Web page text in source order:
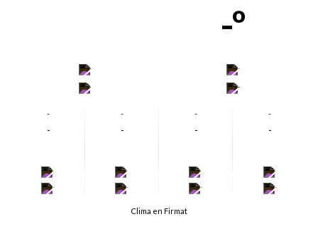
-º
-
-
-
-
-
-
-
-
-
-
-
-
-
-
-
-
-
-
-
-
Clima en Firmat